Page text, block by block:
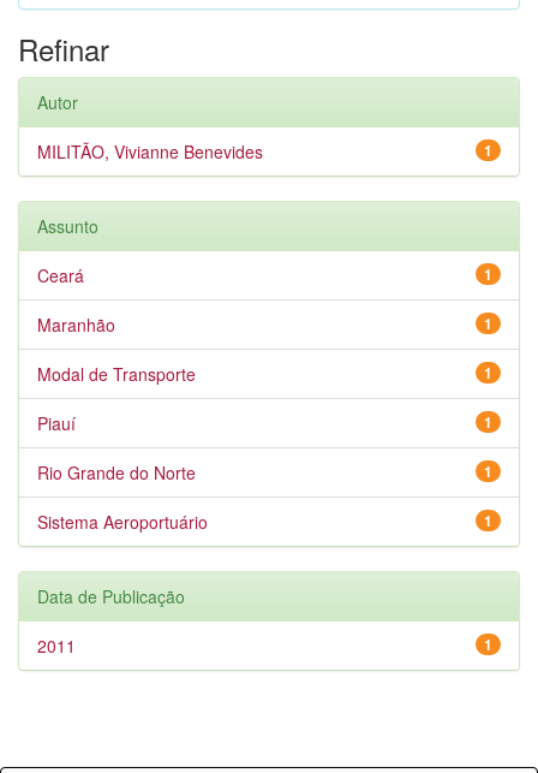
Refinar
Autor
1
MILITÃO, Vivianne Benevides
Assunto
1
Ceará
1
Maranhão
1
Modal de Transporte
1
Piauí
1
Rio Grande do Norte
1
Sistema Aeroportuário
Data de Publicação
1
2011